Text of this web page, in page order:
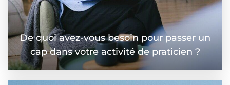
De quoi avez-vous besoin pour passer un
cap dans votre activité de praticien ?